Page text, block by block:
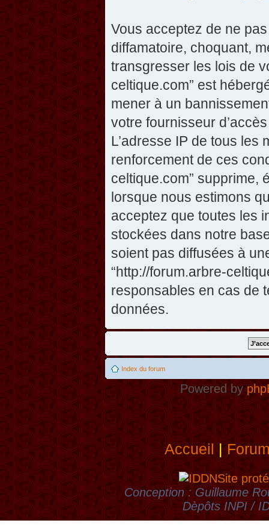
Vous acceptez de ne
diffamatoire, choquant,
transgresser les lois de
celtique.com” est
mener à un
votre fournisseur
L’adresse IP de tous
renforcement de ces
celtique.com” supprime,
lorsque nous estimons
acceptez que toutes les
stockées dans notre
soient pas diffusées à
“http://forum.arbre-
responsables en cas de
données.
Index du forum
Powered by
Accueil|
Site
Conception : Guillaume
Dèpôts INPI /